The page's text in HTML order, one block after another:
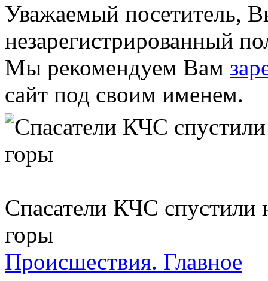
Уважаемый посетитель,
незарегистрированный
Мы рекомендуем Вам
сайт под своим именем.
Спасатели КЧС спустили
горы
Происшествия. Главное